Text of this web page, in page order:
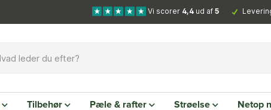
Vi scorer 4,4 ud af 5
Tilbehør Pæle & rafter Strøelse Netop